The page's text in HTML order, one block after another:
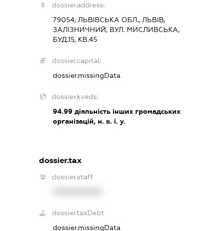
dossier.address:
79054, ЛЬВІВСЬКА ОБЛ., ЛЬВІВ,
ЗАЛІЗНИЧНИЙ, ВУЛ. МИСЛИВСЬКА,
БУД.15, КВ.45
dossier.capital:
dossier.missingData
dossier.kveds:
94.99 діяльність інших громадських
організацій, н. в. і. у.
dossier.tax
dossier.staff
dossier.taxDebt
dossier.missingData